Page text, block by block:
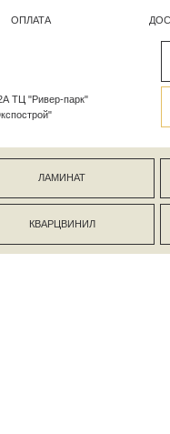
СТЕНОВЫЕ